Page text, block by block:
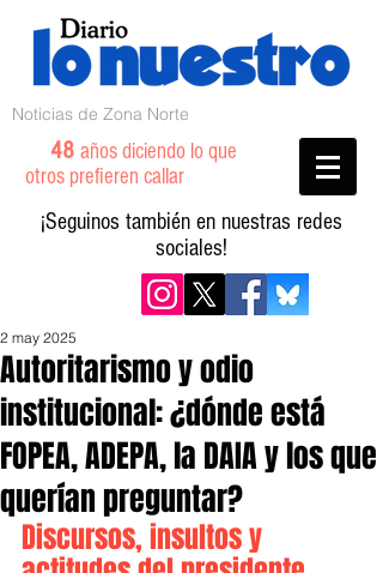
Noticias de Zona Norte
48 años diciendo lo que
otros prefieren callar
¡Seguinos también en nuestras redes
sociales!
Autoritarismo y odio
institucional: ¿dónde está
FOPEA, ADEPA, la DAIA y los que
querían preguntar?
2 may 2025
Discursos, insultos y